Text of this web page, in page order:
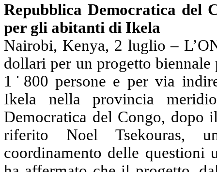
Repubblica Democratica del
per gli abitanti di Ikela
Nairobi, Kenya, 2 luglio –
dollari per un progetto
1˙800 persone e per via
Ikela nella provincia
Democratica del Congo, dopo
riferito Noel Tsekouras,
coordinamento delle questioni